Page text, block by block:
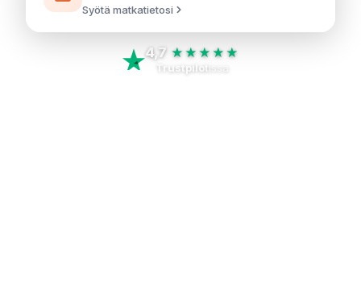
Syötä matkatietosi
4,7 ★★★★★
Trustpilotissa